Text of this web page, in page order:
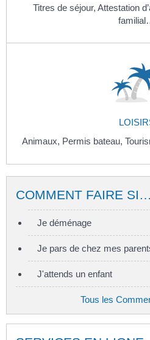
Titres de séjour, Attestation
Animaux, Permis bateau,
COMMENT FAIRE SI…
Je déménage
Je pars de chez mes
J'attends un enfant
Tous les